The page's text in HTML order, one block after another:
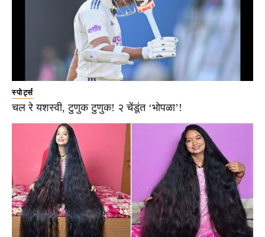
स्पोर्ट्स
चल रे यशस्वी, टुणुक टुणुक! २ चेंडूंत ‘भोपळा’!